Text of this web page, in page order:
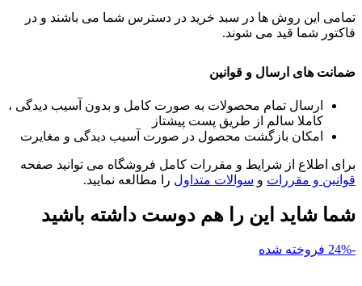
تمامی این روش ها در سبد خرید در دسترس شما می باشند و در
فاکتور شما قید می شوند.
ضمانت های ارسال و قوانین
ارسال تمام محصولات به صورت کامل و بدون آسیب دیدگی ،
کاملا سالم از طریق پست پیشتاز
امکان بازگشت محصول در صورت آسیب دیدگی و مغایرت
برای اطلاع از شرایط و مقررات کامل فروشگاه می توانید صفحه
قوانین و مقررات و سوالات متداول را مطالعه نمایید.
شما شاید این را هم دوست داشته باشید
-24% فروخته شده